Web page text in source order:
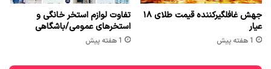
جهش غافلگیرکننده قیمت طلای ۱۸
عیار
1 هفته پیش
تفاوت لوازم استخر خانگی و
استخرهای عمومی/باشگاهی
1 هفته پیش